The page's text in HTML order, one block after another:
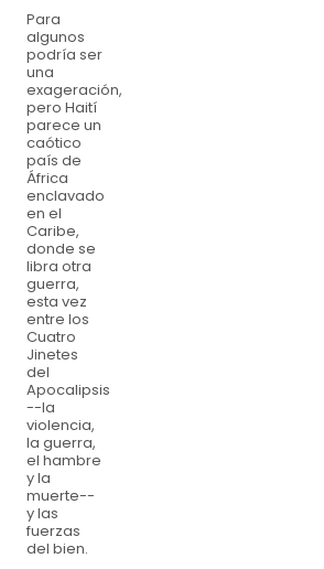
Para
algunos
podría ser
una
exageración,
pero Haití
parece un
caótico
país de
África
enclavado
en el
Caribe,
donde se
libra otra
guerra,
esta vez
entre los
Cuatro
Jinetes
del
Apocalipsis
--la
violencia,
la guerra,
el hambre
y la
muerte--
y las
fuerzas
del bien.